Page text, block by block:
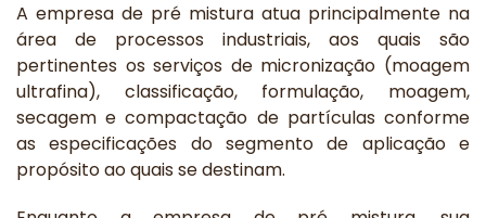
A empresa de pré mistura atua principalmente na
área de processos industriais, aos quais são
pertinentes os serviços de micronização (moagem
ultrafina), classificação, formulação, moagem,
secagem e compactação de partículas conforme
as especificações do segmento de aplicação e
propósito ao quais se destinam.